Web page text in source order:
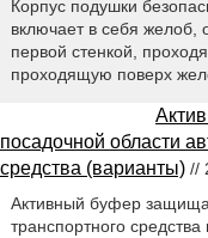
Корпус подушки
включает в себя
первой стенкой,
проходящую поверх
посадочной области
средства (варианты) //
Активный буфер
транспортного